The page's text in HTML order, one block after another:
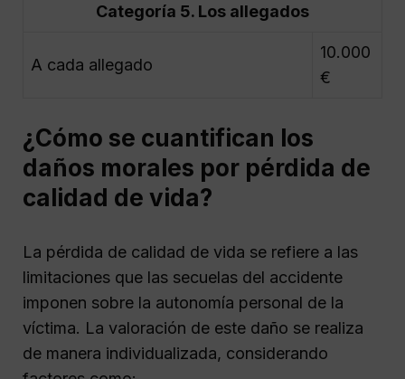
Categoría 5. Los allegados
A cada allegado
10.000
€
¿Cómo se cuantifican los
daños morales por pérdida de
calidad de vida?
La pérdida de calidad de vida se refiere a las
limitaciones que las secuelas del accidente
imponen sobre la autonomía personal de la
víctima. La valoración de este daño se realiza
de manera individualizada, considerando